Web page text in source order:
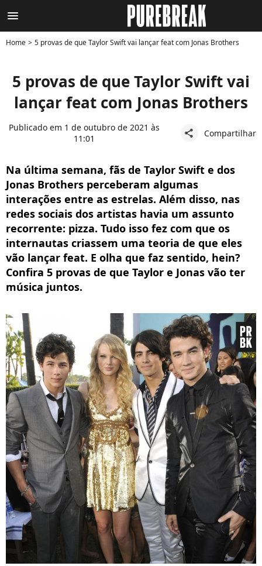
menu
Home 5 provas de que Taylor Swift vai lançar feat com Jonas Brothers
5 provas de que Taylor Swift vai
lançar feat com Jonas Brothers
Publicado em 1 de outubro de 2021 às
11:01
share Compartilhar
Na última semana, fãs de Taylor Swift e dos
Jonas Brothers perceberam algumas
interações entre as estrelas. Além disso, nas
redes sociais dos artistas havia um assunto
recorrente: pizza. Tudo isso fez com que os
internautas criassem uma teoria de que eles
vão lançar feat. E olha que faz sentido, hein?
Confira 5 provas de que Taylor e Jonas vão ter
música juntos.